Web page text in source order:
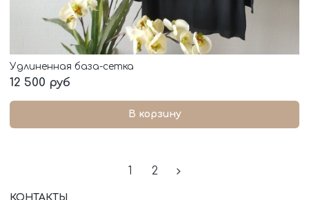
Удлиненная база-сетка
12 500 руб
В корзину
1 2
КОНТАКТЫ